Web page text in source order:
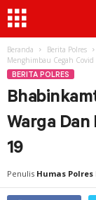
Beranda Berita Polres
Menghimbau Cegah Covid
BERITA POLRES
Warga
19
Penulis Humas